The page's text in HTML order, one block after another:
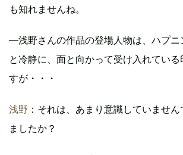
も知れませんね。
―浅野さんの作品の登場人物は、ハプニ
と冷静に、面と向かって受け入れてい
すが・・・
浅野 ：それは、あまり意識していませ
ましたか？